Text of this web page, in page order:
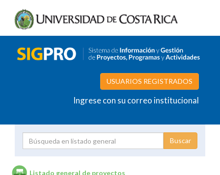
USUARIOS REGISTRADOS
Ingrese con su correo institucional
Listado general de proyectos